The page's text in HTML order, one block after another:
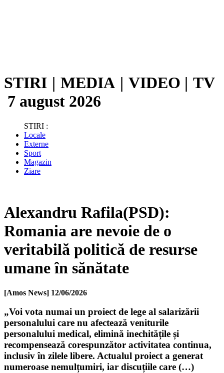
STIRI | MEDIA | VIDEO | TV
7 august 2026
STIRI :
Locale
Externe
Sport
Magazin
Ziare
Alexandru Rafila(PSD):
Romania are nevoie de o
veritabilă politică de resurse
umane în sănătate
[Amos News] 12/06/2026
„Voi vota numai un proiect de lege al salarizării
personalului care nu afectează veniturile
personalului medical, elimină inechitățile și
recompensează corespunzător activitatea continua,
inclusiv în zilele libere. Actualul proiect a generat
numeroase nemulțumiri, iar discuțiile care (…)